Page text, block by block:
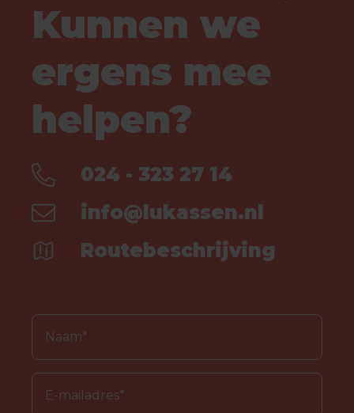
Kunnen we
ergens mee
helpen?
024 - 323 27 14
info@lukassen.nl
Routebeschrijving